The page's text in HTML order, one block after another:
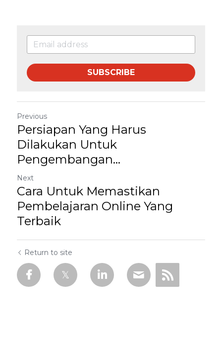
SUBSCRIBE
Previous
Persiapan Yang Harus
Dilakukan Untuk
Pengembangan...
Next
Cara Untuk Memastikan
Pembelajaran Online Yang
Terbaik
Return to site